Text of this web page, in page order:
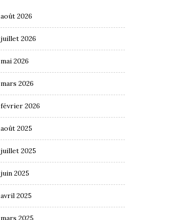
août 2026
juillet 2026
mai 2026
mars 2026
février 2026
août 2025
juillet 2025
juin 2025
avril 2025
mars 2025